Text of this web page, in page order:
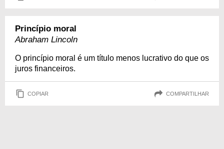
Princípio moral
Abraham Lincoln
O princípio moral é um título menos lucrativo do que os
juros financeiros.
COPIAR COMPARTILHAR